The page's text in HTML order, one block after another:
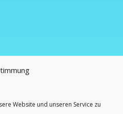
Website und unseren Service zu